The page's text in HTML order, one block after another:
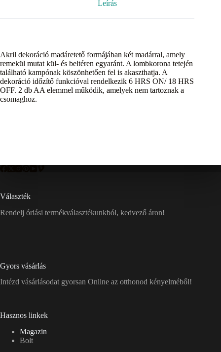
Leírás
Akril dekoráció madáretető formájában két madárral, amely
remekül mutat kül- és beltéren egyaránt. A lombkorona tetején
található kampónak köszönhetően fel is akaszthatja. A
dekoráció időzítő funkcióval rendelkezik 6 HRS ON/ 18 HRS
OFF. 2 db AA elemmel működik, amelyek nem tartoznak a
csomaghoz.
Választék
Rendelj óriási termékválasztékunkból, kedvező áron!
Gyors vásárlás
Intézd vásárlásodat gyorsan Online az otthonod kényelméből!
Hasznos linkek
Magazin
Bolt